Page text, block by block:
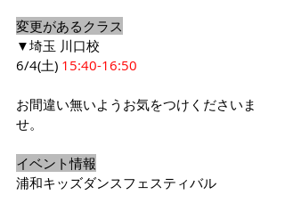
変更があるクラス
▼埼玉 川口校
6/4(土) 15:40-16:50
お間違い無いようお気をつけくださいま
せ。
イベント情報
浦和キッズダンスフェスティバル